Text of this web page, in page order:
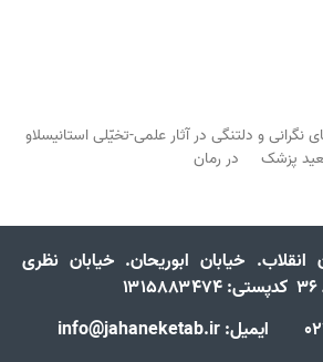
نگرانی و دلتنگی در آثار علمی-تخیّلی استانیسلاو
پزشک در رمان
انقلاب. خیابان ابوریحان. خیابان نظری